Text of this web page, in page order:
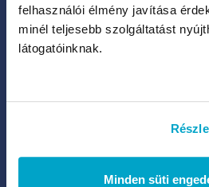
felhasználói élmény javítása
minél teljesebb szolgáltatást
látogatóinknak.
Minden süti
hírlevelet küldhessen neked új